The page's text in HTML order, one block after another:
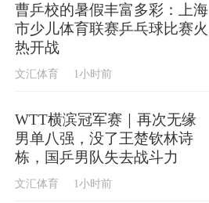
曹乒校的暑假丰富多彩：上海
市少儿体育联赛乒乓球比赛火
热开战
文汇体育 1小时前
WTT横滨冠军赛｜再次无缘
男单八强，没了王楚钦林诗
栋，国乒男队失去战斗力
文汇体育 1小时前